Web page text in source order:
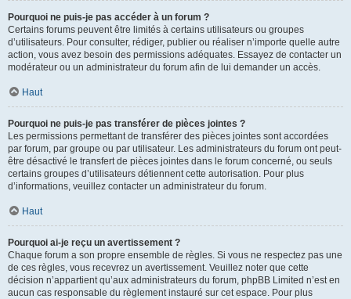
Pourquoi ne puis-je pas accéder à un forum ?
Certains forums peuvent être limités à certains utilisateurs ou groupes
d’utilisateurs. Pour consulter, rédiger, publier ou réaliser n’importe quelle autre
action, vous avez besoin des permissions adéquates. Essayez de contacter un
modérateur ou un administrateur du forum afin de lui demander un accès.
Haut
Pourquoi ne puis-je pas transférer de pièces jointes ?
Les permissions permettant de transférer des pièces jointes sont accordées
par forum, par groupe ou par utilisateur. Les administrateurs du forum ont peut-
être désactivé le transfert de pièces jointes dans le forum concerné, ou seuls
certains groupes d’utilisateurs détiennent cette autorisation. Pour plus
d’informations, veuillez contacter un administrateur du forum.
Haut
Pourquoi ai-je reçu un avertissement ?
Chaque forum a son propre ensemble de règles. Si vous ne respectez pas une
de ces règles, vous recevrez un avertissement. Veuillez noter que cette
décision n’appartient qu’aux administrateurs du forum, phpBB Limited n’est en
aucun cas responsable du règlement instauré sur cet espace. Pour plus